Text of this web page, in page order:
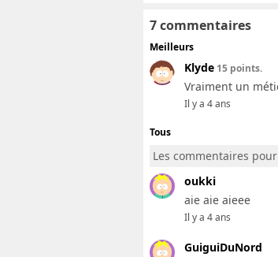
7 commentaires
Meilleurs
Klyde 15 points.
Vraiment un
Il y a 4 ans
Tous
Les commentaires
oukki
aie aie aieee
Il y a 4 ans
GuiguiDuNord